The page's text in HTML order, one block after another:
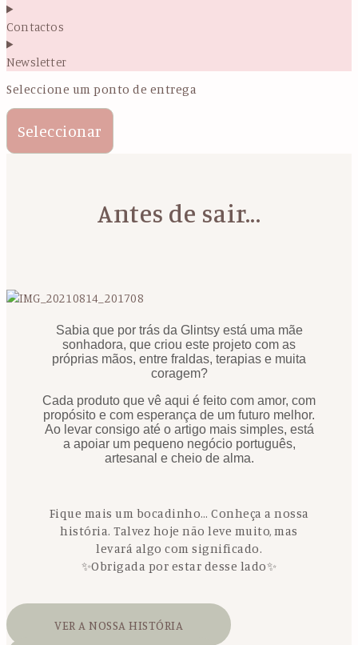
Contactos
Newsletter
Seleccione um ponto de entrega
Seleccionar
Antes de sair...
Sabia que por trás da Glintsy está uma mãe
sonhadora, que criou este projeto com as
próprias mãos, entre fraldas, terapias e muita
coragem?
Cada produto que vê aqui é feito com amor, com
propósito e com esperança de um futuro melhor.
Ao levar consigo até o artigo mais simples, está
a apoiar um pequeno negócio português,
artesanal e cheio de alma.
Fique mais um bocadinho… Conheça a nossa
história. Talvez hoje não leve muito, mas
levará algo com significado.
✨Obrigada por estar desse lado✨
VER A NOSSA HISTÓRIA